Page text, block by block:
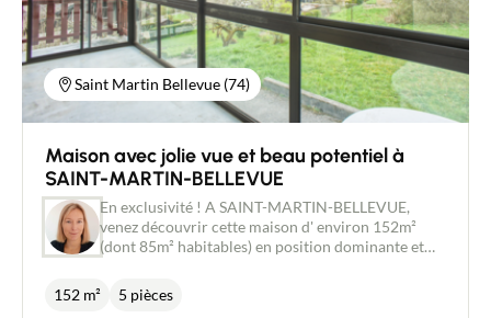
Contacter un conseiller
Estimer/Vendre
Acheter
Recrutement
Saint Martin Bellevue (74)
Maison avec jolie vue et beau potentiel à
SAINT-MARTIN-BELLEVUE
En exclusivité ! A SAINT-MARTIN-BELLEVUE,
venez découvrir cette maison d' environ 152m²
(dont 85m² habitables) en position dominante et
Cette propriété est divisée en deux appartements
distincts : l'un au rez-de-jardin (38m² environ),
152 m² 5 pièces